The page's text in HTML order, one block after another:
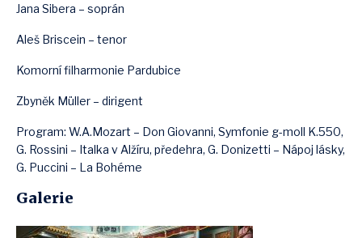
Jana Sibera – soprán
Aleš Briscein – tenor
Komorní filharmonie Pardubice
Zbyněk Müller – dirigent
Program: W.A.Mozart – Don Giovanni, Symfonie g-moll K.550,
G. Rossini – Italka v Alžíru, předehra, G. Donizetti – Nápoj lásky,
G. Puccini – La Bohéme
Galerie